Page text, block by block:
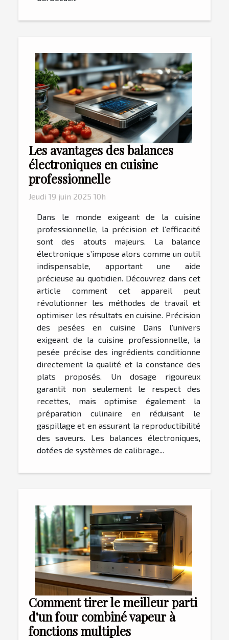
Les avantages des balances
électroniques en cuisine
professionnelle
Jeudi 19 juin 2025 10h
Dans le monde exigeant de la cuisine
professionnelle, la précision et l’efficacité
sont des atouts majeurs. La balance
électronique s’impose alors comme un outil
indispensable, apportant une aide
précieuse au quotidien. Découvrez dans cet
article comment cet appareil peut
révolutionner les méthodes de travail et
optimiser les résultats en cuisine. Précision
des pesées en cuisine Dans l’univers
exigeant de la cuisine professionnelle, la
pesée précise des ingrédients conditionne
directement la qualité et la constance des
plats proposés. Un dosage rigoureux
garantit non seulement le respect des
recettes, mais optimise également la
préparation culinaire en réduisant le
gaspillage et en assurant la reproductibilité
des saveurs. Les balances électroniques,
dotées de systèmes de calibrage...
Comment tirer le meilleur parti
d'un four combiné vapeur à
fonctions multiples